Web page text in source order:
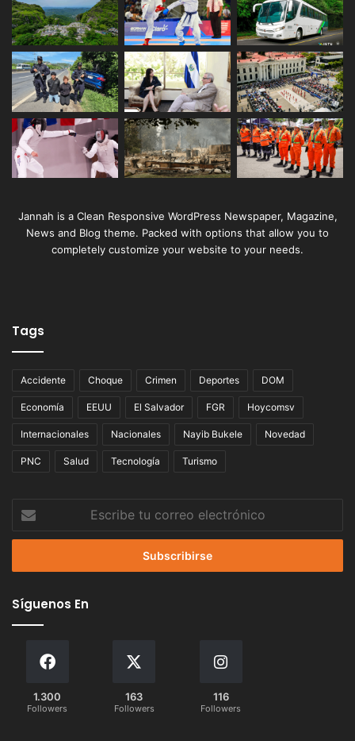
Jannah is a Clean Responsive WordPress Newspaper, Magazine,
News and Blog theme. Packed with options that allow you to
completely customize your website to your needs.
Tags
Accidente Choque Crimen Deportes DOM
Economía EEUU El Salvador FGR Hoycomsv
Internacionales Nacionales Nayib Bukele Novedad
PNC Salud Tecnología Turismo
correo
Síguenos En
1.300
Followers
163
Followers
116
Followers